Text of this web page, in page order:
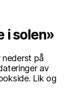
i solen»
på
av
Lik og